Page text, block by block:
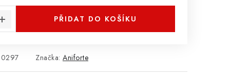
PŘIDAT DO KOŠÍKU
Značka: Aniforte